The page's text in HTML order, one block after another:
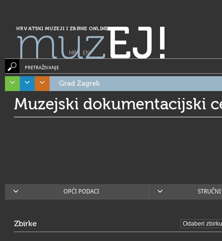
HRVATSKI MUZEJI I ZBIRKE ONLINE
muzEJ!
HR| EN
PRETRAŽIVANJE
Grad Zagreb
Muzejski dokumentacijski
OPĆI PODACI
Zbirke